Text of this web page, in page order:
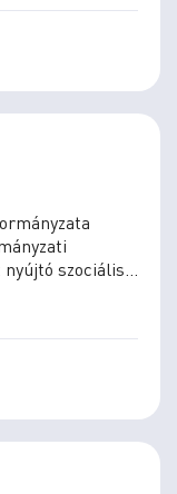
nyújtó szociális
szóló
módosításáról